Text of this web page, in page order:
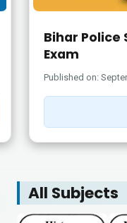
Bihar Police
Exam
Published on:
All Subjects